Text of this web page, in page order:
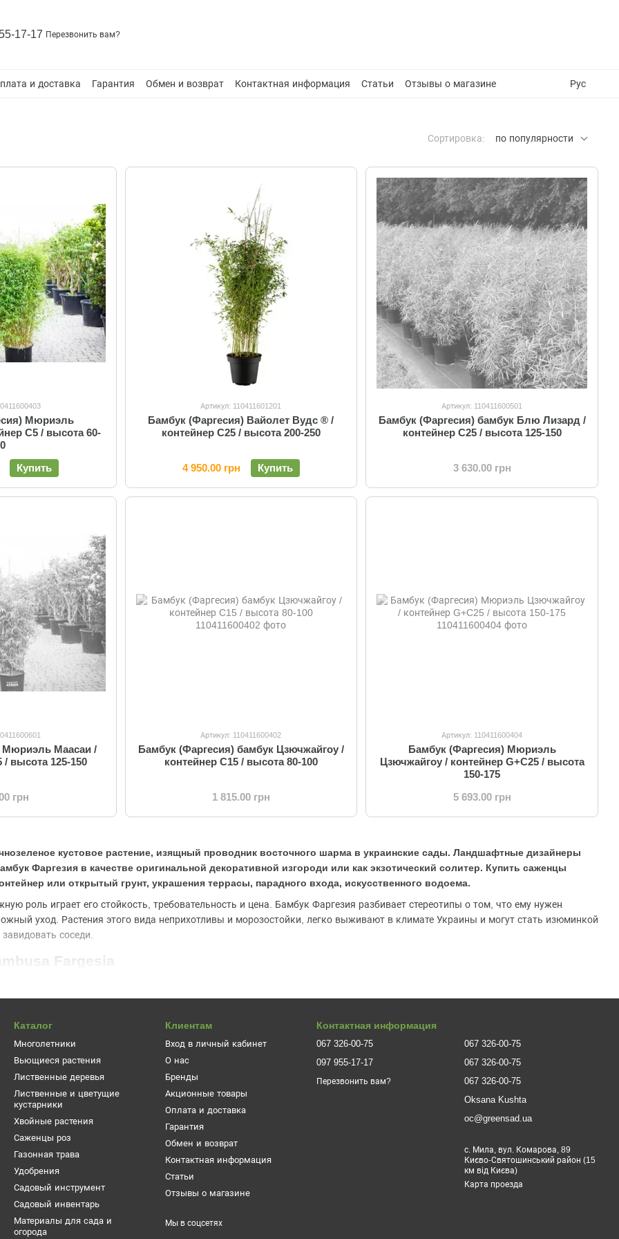
17-17 Перезвонить вам?
и доставка Гарантия Обмен и возврат Контактная информация Статьи Отзывы о магазине Рус
Сортировка: по популярности
кустовое растение, изящный проводник восточного шарма в украинские сады. Ландшафтные дизайнеры
Фаргезия в качестве оригинальной декоративной изгороди или как экзотический солитер. Купить саженцы
или открытый грунт, украшения террасы, парадного входа, искусственного водоема.
роль играет его стойкость, требовательность и цена. Бамбук Фаргезия разбивает стереотипы о том, что ему нужен
уход. Растения этого вида неприхотливы и морозостойки, легко выживают в климате Украины и могут стать изюминкой
соседи.
Fargesia
даже на небольших придомовых участках в Киеве и в контейнерах на балконе.
массы, что только добавляет растению очарования. Молодые побеги окрашены в нежный зеленый, который постепенно
желтым.
посадки. Рост и плотность кустарника набираются медленно, если требуется высокое растение, лучше сразу купить
Растение хорошо переносит обрезку, именно поэтому оно стало таким популярным в виде формованной изгороди
Фаргезия
ландшафтного дизайна с бамбуком недостаточно выбрать качественные саженцы. К виду Fargesia относится более 40 сортов.
внешний вид, необходимо учитывать определенные факторы, которые влияют на рост и декоративность куста.
Мюриэль
C5 / высота 60-
Купить
Артикул: 110411601201
Бамбук (Фаргесия) Вайолет Вудс ® /
контейнер C25 / высота 200-250
4 950.00 грн Купить
Артикул: 110411600501
Бамбук (Фаргесия) бамбук Блю Лизард /
контейнер C25 / высота 125-150
3 630.00 грн
Мюриэль Маасаи /
/ высота 125-150
грн
Артикул: 110411600402
Бамбук (Фаргесия) бамбук Цзючжайгоу /
контейнер C15 / высота 80-100
1 815.00 грн
Артикул: 110411600404
Бамбук (Фаргесия) Мюриэль
Цзючжайгоу / контейнер G+C25 / высота
150-175
5 693.00 грн
Каталог
Многолетники
Вьющиеся растения
Лиственные деревья
Лиственные и цветущие
кустарники
Хвойные растения
Саженцы роз
Газонная трава
Удобрения
Садовый инструмент
Садовый инвентарь
Материалы для сада и
огорода
Клиентам
Вход в личный кабинет
О нас
Бренды
Акционные товары
Оплата и доставка
Гарантия
Обмен и возврат
Контактная информация
Статьи
Отзывы о магазине
Мы в соцсетях
Контактная информация
067 326-00-75
097 955-17-17
Перезвонить вам?
067 326-00-75
067 326-00-75
067 326-00-75
Oksana Kushta
oc@greensad.ua
с. Мила, вул. Комарова, 89
Києво-Святошинський район (15
км від Києва)
Карта проезда